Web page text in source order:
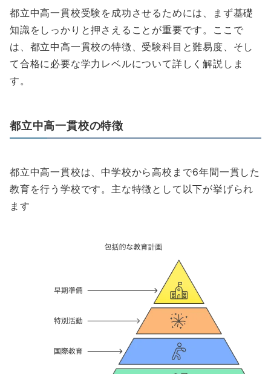
都立中高一貫校受験を成功させるためには、まず基礎
知識をしっかりと押さえることが重要です。ここで
は、都立中高一貫校の特徴、受験科目と難易度、そし
て合格に必要な学力レベルについて詳しく解説しま
す。
都立中高一貫校の特徴
都立中高一貫校は、中学校から高校まで6年間一貫した
教育を行う学校です。主な特徴として以下が挙げられ
ます